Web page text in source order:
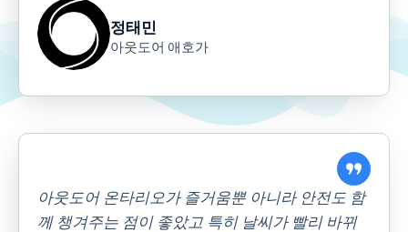
정태민
아웃도어 애호가
아웃도어 온타리오가 즐거움뿐 아니라 안전도 함
께 챙겨주는 점이 좋았고 특히 날씨가 빨리 바뀌